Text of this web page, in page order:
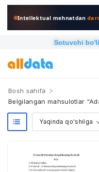
Intellektual mehnatdan
Sotuvchi
Bosh sahifa >
Belgilangan mahsulotlar